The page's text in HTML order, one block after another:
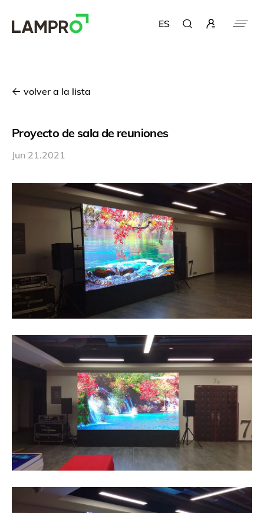
ES
volver a la lista
Proyecto de sala de reuniones
Jun 21.2021